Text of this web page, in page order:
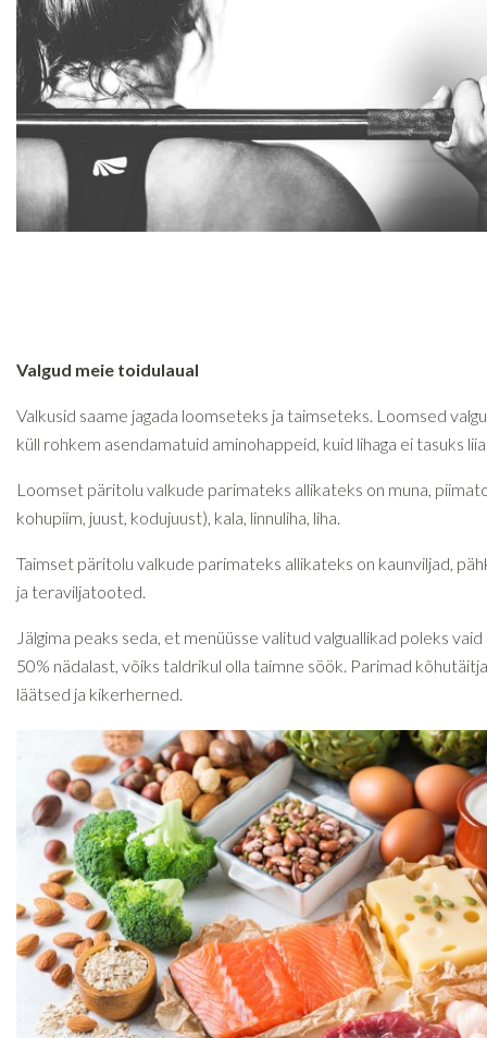
Valgud meie toidulaual
Valkusid saame jagada loomseteks ja taimseteks. Loomsed
küll rohkem asendamatuid aminohappeid, kuid lihaga ei tasuks
Loomset päritolu valkude parimateks allikateks on muna,
kohupiim, juust, kodujuust), kala, linnuliha, liha.
Taimset päritolu valkude parimateks allikateks on kaunviljad,
ja teraviljatooted.
Jälgima peaks seda, et menüüsse valitud valguallikad poleks
50% nädalast, võiks taldrikul olla taimne söök. Parimad
läätsed ja kikerherned.